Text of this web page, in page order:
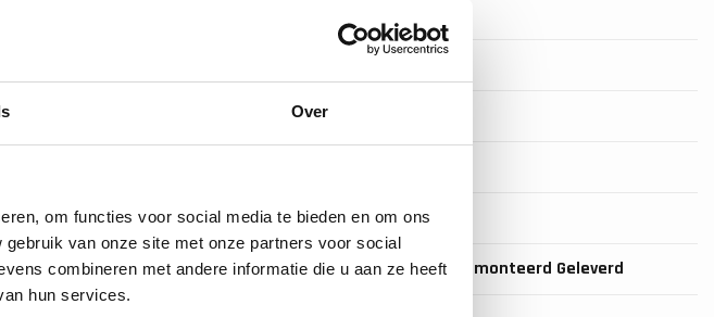
Over
om functies voor social media te bieden en om ons
van onze site met onze partners voor social
combineren met andere informatie die u aan ze heeft
hun services.
35cm
Soft-Close Ja
Montage Dit Meubel Wordt Gemonteerd Geleverd